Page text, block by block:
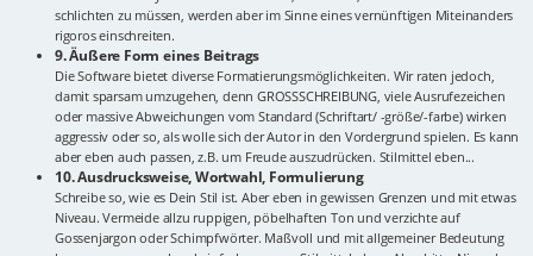
schlichten zu müssen, werden aber im Sinne eines vernünftigen Miteinanders
rigoros einschreiten.
9. Äußere Form eines Beitrags
Die Software bietet diverse Formatierungsmöglichkeiten. Wir raten jedoch,
damit sparsam umzugehen, denn GROSSSCHREIBUNG, viele Ausrufezeichen
oder massive Abweichungen vom Standard (Schriftart/ -größe/-farbe) wirken
aggressiv oder so, als wolle sich der Autor in den Vordergrund spielen. Es kann
aber eben auch passen, z.B. um Freude auszudrücken. Stilmittel eben...
10. Ausdrucksweise, Wortwahl, Formulierung
Schreibe so, wie es Dein Stil ist. Aber eben in gewissen Grenzen und mit etwas
Niveau. Vermeide allzu ruppigen, pöbelhaften Ton und verzichte auf
Gossenjargon oder Schimpfwörter. Maßvoll und mit allgemeiner Bedeutung